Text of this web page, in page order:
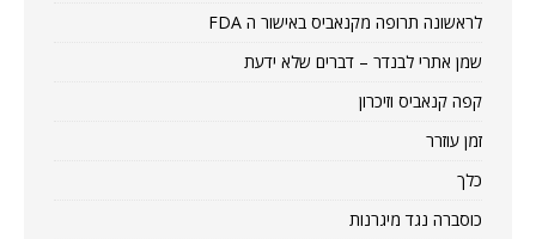
לראשונה תרופה מקנאביס באישור ה FDA
שמן אתרי לבנדר – דברים שלא ידעת
קפה קנאביס וזיכרון
זמן עוזרר
כלך
כוסברה נגד מיגרנות